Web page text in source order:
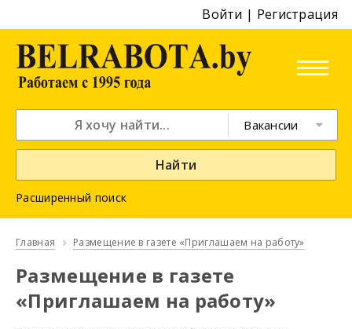
Войти | Регистрация
Вакансии
Найти
Расширенный поиск
Главная Размещение в газете «Приглашаем на работу»
Размещение в газете
«Приглашаем на работу»